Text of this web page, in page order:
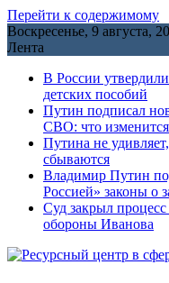
Перейти к содержимому
Воскресенье, 9 августа,
Лента
В России
детских пособий
Путин подписал
СВО: что изменится
Путина не
сбываются
Владимир Путин
Россией» законы о
Cуд закрыл
обороны Иванова